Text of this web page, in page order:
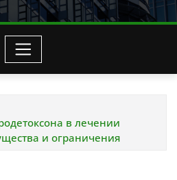
в лечении
и ограничения